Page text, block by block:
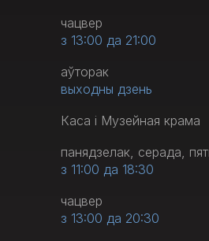
чацвер
з 13:00 да 21:00
аўторак
выходны дзень
Каса і Музейная крама
панядзелак, серада,
з 11:00 да 18:30
чацвер
з 13:00 да 20:30